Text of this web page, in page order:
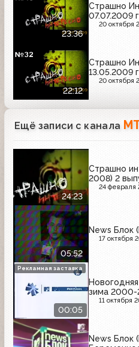
23:36
Страшно
07.07.2009
20 октября
22:12
Страшно
13.05.2009
20 октября
Ещё записи с канала
24:23
Страшно
2008) 2
24 февраля
05:52
News Блок
17 октября
00:05
зима 2000-
11 октября
Рекламная заставка
News Блок